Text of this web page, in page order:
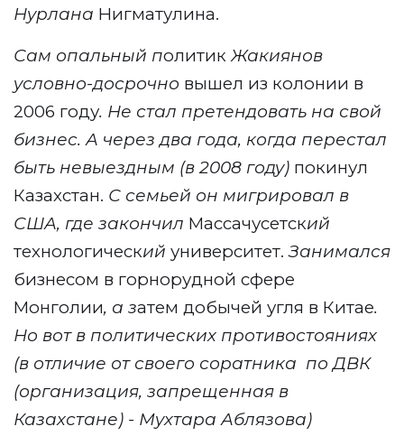
Нурлана Нигматулина.
Сам опальный политикЖакиянов
условно-досрочно вышел из колонии в
2006 году. Не стал претендовать на свой
бизнес. А через два года, когда перестал
быть невыездным (в 2008 году) покинул
Казахстан. С семьей он мигрировал в
США, где закончил Массачусетский
технологический университет.Занимался
бизнесом в горнорудной сфере
Монголии, а затем добычей угля в Китае.
Но вот в политических противостояниях
(в отличие от своего соратника по ДВК
(организация, запрещенная в
Казахстане) - Мухтара Аблязова)